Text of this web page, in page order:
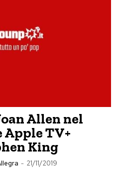
Allen nel
Apple TV+
King
- 21/11/2019